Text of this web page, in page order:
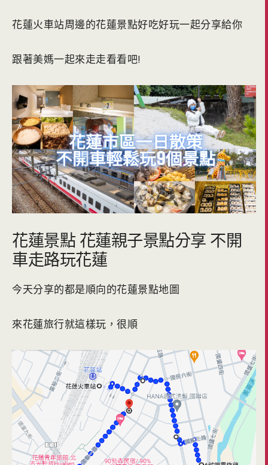
花蓮火車站周邊的花蓮景點好吃好玩一起分享給你
跟著美媽一起來走走看看吧!
花蓮景點 花蓮親子景點分享 不開
車走路玩花蓮
今天分享的都是順向的花蓮景點地圖
來花蓮旅行就這樣玩，很順